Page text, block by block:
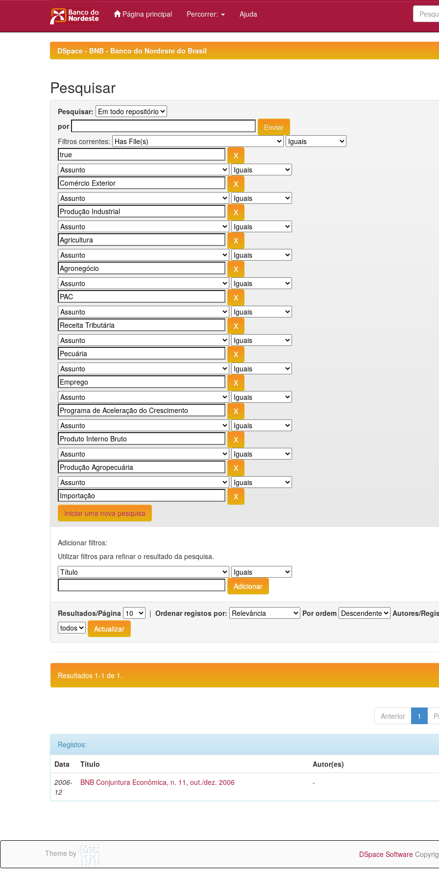
Página principal Percorrer: Ajuda
DSpace - BNB - Banco do Nordeste do Brasil
Pesquisar
Pesquisar:
por
Filtros correntes:
Iniciar uma nova pesquisa
Adicionar filtros:
Utilizar filtros para refinar o resultado da pesquisa.
Resultados/Página | Ordenar registos por: Por ordem Autores/
Resultados 1-1 de 1.
Anterior 1
Registos:
Data
Título
Autor(es)
2006-
12
BNB Conjuntura Econômica, n. 11, out./dez. 2006 -
Theme by DSpace Software